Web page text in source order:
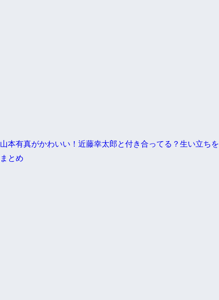
山本有真がかわいい！近藤幸太郎と付き合ってる？生い立ちを
まとめ